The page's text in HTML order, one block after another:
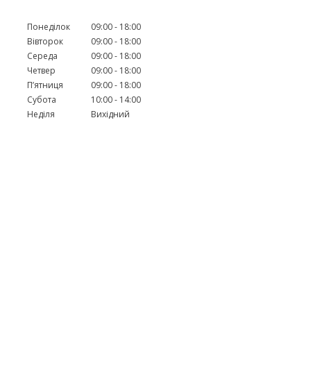
Понеділок 09:00
18:00
Вівторок
09:00
18:00
Середа
09:00
18:00
Четвер
09:00
18:00
Пʼятниця
09:00
18:00
Субота
10:00
14:00
Неділя
Вихідний